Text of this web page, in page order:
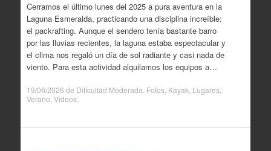
Cerramos el último lunes del 2025 a pura aventura en la
Laguna Esmeralda, practicando una disciplina increíble:
el packrafting. Aunque el sendero tenía bastante barro
por las lluvias recientes, la laguna estaba espectacular y
el clima nos regaló un día de sol radiante y casi nada de
viento. Para esta actividad alquilamos los equipos a…
19/06/2026 de Dificultad Moderada Fotos, Kayak Lugares,
Verano Videos.